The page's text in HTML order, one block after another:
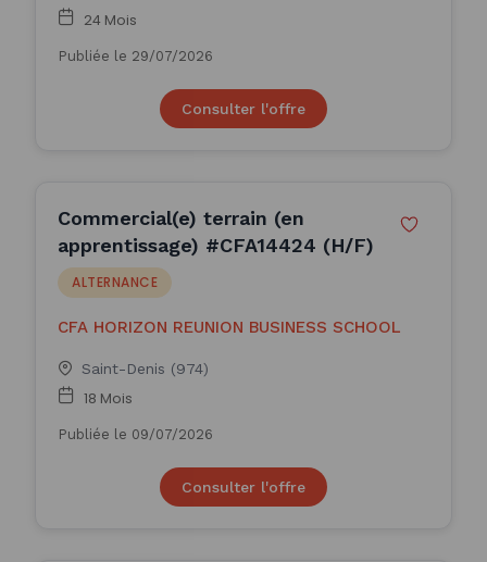
24 Mois
Publiée le 29/07/2026
Consulter l'offre
Commercial(e) terrain (en
apprentissage) #CFA14424 (H/F)
ALTERNANCE
CFA HORIZON REUNION BUSINESS SCHOOL
Saint-Denis (974)
18 Mois
Publiée le 09/07/2026
Consulter l'offre